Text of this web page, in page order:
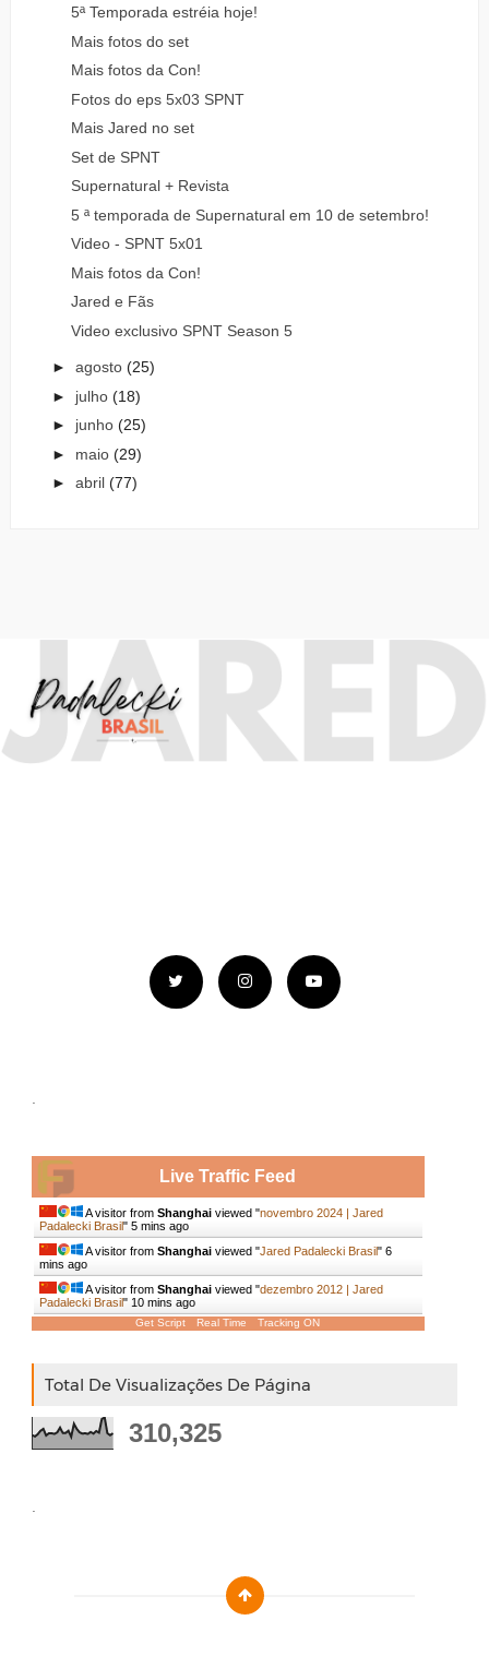
5ª Temporada estréia hoje!
Mais fotos do set
Mais fotos da Con!
Fotos do eps 5x03 SPNT
Mais Jared no set
Set de SPNT
Supernatural + Revista
5 ª temporada de Supernatural em 10 de setembro!
Video - SPNT 5x01
Mais fotos da Con!
Jared e Fãs
Video exclusivo SPNT Season 5
► agosto (25)
► julho (18)
► junho (25)
► maio (29)
► abril (77)
.
Live Traffic Feed
A visitor from Shanghaiviewed "novembro 2024 | Jared
Padalecki Brasil" 5 mins ago
A visitor from Shanghaiviewed "Jared Padalecki Brasil" 6
mins ago
A visitor from Shanghaiviewed "dezembro 2012 | Jared
Padalecki Brasil" 10 mins ago
Get Script Real Time Tracking ON
Total De Visualizações De Página
310,325
.